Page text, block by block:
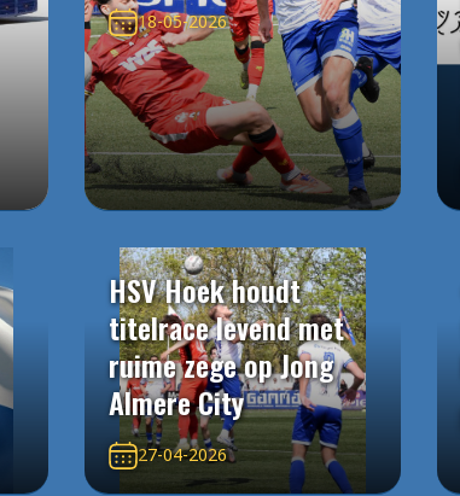
18-05-2026
HSV Hoek houdt
titelrace levend met
ruime zege op Jong
Almere City
27-04-2026